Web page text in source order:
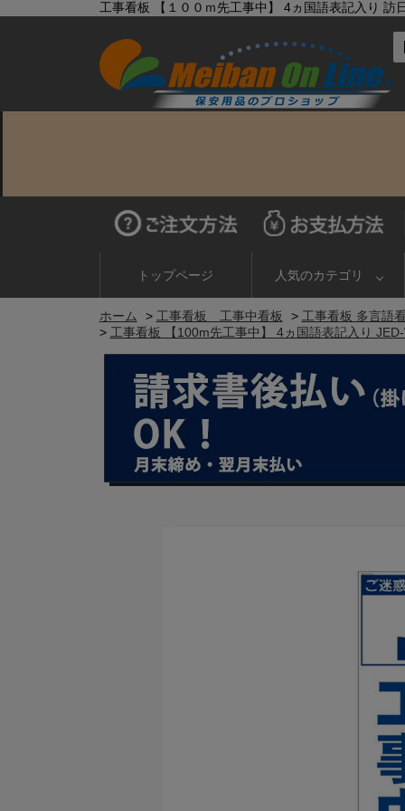
工事看板 【１００ｍ先工事中】 4ヵ国語表記入り
トップページ 人気のカテゴリ
ホーム > 工事看板 工事中看板 > 工事看板 多言語
> 工事看板 【100m先工事中】 4ヵ国語表記入り